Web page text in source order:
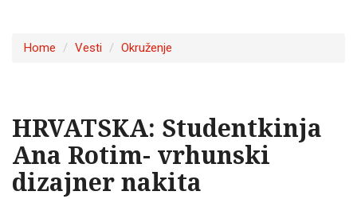
Home Vesti Okruženje
HRVATSKA: Studentkinja
Ana Rotim- vrhunski
dizajner nakita